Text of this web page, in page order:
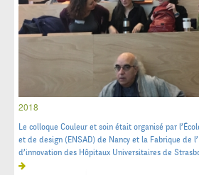
2018
Le colloque Couleur et soin était organisé par
et de design (ENSAD) de Nancy et la Fabrique de
d’innovation des Hôpitaux Universitaires de